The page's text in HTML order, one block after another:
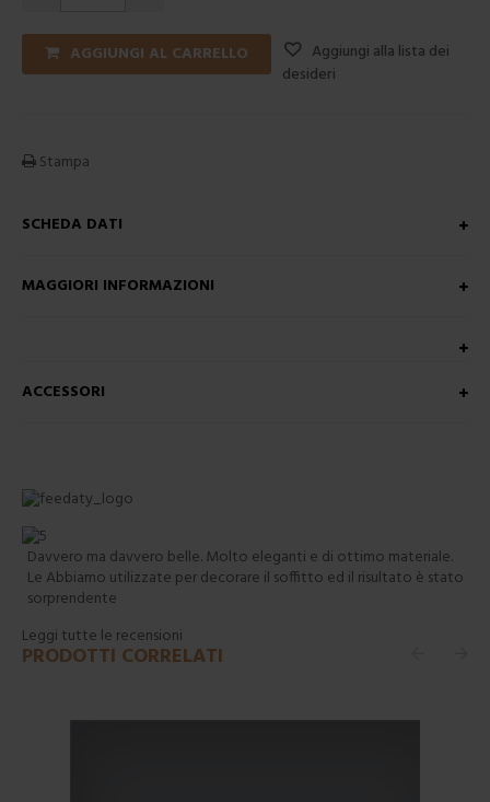
AGGIUNGI AL CARRELLO
Aggiungi alla lista dei
desideri
Stampa
SCHEDA DATI
MAGGIORI INFORMAZIONI
ACCESSORI
Davvero ma davvero belle. Molto eleganti e di ottimo materiale.
Le Abbiamo utilizzate per decorare il soffitto ed il risultato è stato
sorprendente
Leggi tutte le recensioni
PRODOTTI CORRELATI